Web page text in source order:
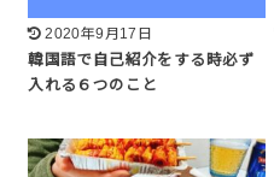
2020年9月17日
韓国語で自己紹介をする時必ず
入れる６つのこと